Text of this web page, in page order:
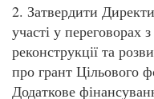
2. Затвердити
участі у
реконструкції та
про грант Цільового
Додаткове